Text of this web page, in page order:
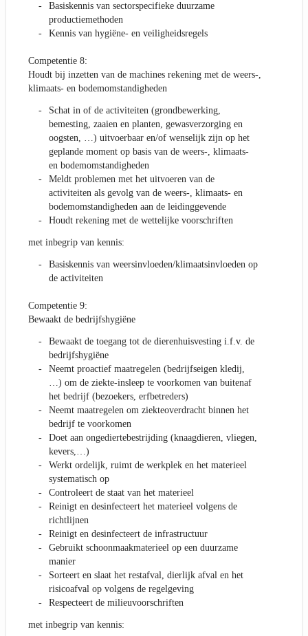
Basiskennis van sectorspecifieke duurzame
productiemethoden
Kennis van hygiëne- en veiligheidsregels
Competentie 8:
Houdt bij inzetten van de machines rekening met de weers-,
klimaats- en bodemomstandigheden
Schat in of de activiteiten (grondbewerking,
bemesting, zaaien en planten, gewasverzorging en
oogsten, …) uitvoerbaar en/of wenselijk zijn op het
geplande moment op basis van de weers-, klimaats-
en bodemomstandigheden
Meldt problemen met het uitvoeren van de
activiteiten als gevolg van de weers-, klimaats- en
bodemomstandigheden aan de leidinggevende
Houdt rekening met de wettelijke voorschriften
met inbegrip van kennis:
Basiskennis van weersinvloeden/klimaatsinvloeden op
de activiteiten
Competentie 9:
Bewaakt de bedrijfshygiëne
Bewaakt de toegang tot de dierenhuisvesting i.f.v. de
bedrijfshygiëne
Neemt proactief maatregelen (bedrijfseigen kledij,
…) om de ziekte-insleep te voorkomen van buitenaf
het bedrijf (bezoekers, erfbetreders)
Neemt maatregelen om ziekteoverdracht binnen het
bedrijf te voorkomen
Doet aan ongediertebestrijding (knaagdieren, vliegen,
kevers,…)
Werkt ordelijk, ruimt de werkplek en het materieel
systematisch op
Controleert de staat van het materieel
Reinigt en desinfecteert het materieel volgens de
richtlijnen
Reinigt en desinfecteert de infrastructuur
Gebruikt schoonmaakmaterieel op een duurzame
manier
Sorteert en slaat het restafval, dierlijk afval en het
risicoafval op volgens de regelgeving
Respecteert de milieuvoorschriften
met inbegrip van kennis: